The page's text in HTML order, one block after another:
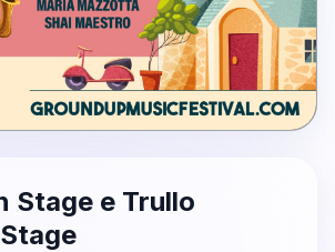
Stage e Trullo